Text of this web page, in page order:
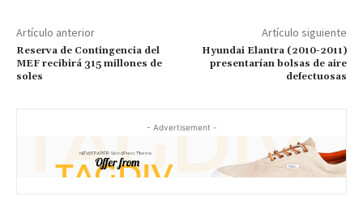
Artículo anterior
Reserva de Contingencia del
MEF recibirá 315 millones de
soles
Artículo siguiente
Hyundai Elantra (2010-2011)
presentarían bolsas de aire
defectuosas
- Advertisement -